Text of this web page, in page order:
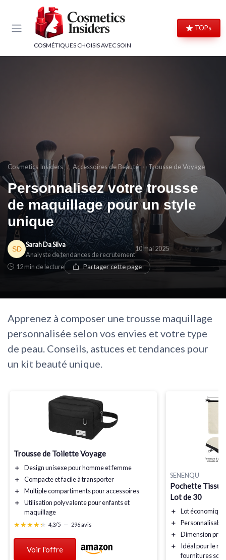
COSMÉTIQUES CHOISIS AVEC SOIN
TOPs
Cosmetics Insiders Accessoires de Beauté Trousse de Voyage
Personnalisez votre trousse
de maquillage pour un style
unique
Sarah Da Silva
Analyste de tendances de recrutement
10 mai 2025
12 min de lecture Partager cette page
Apprenez à composer une trousse maquillage
personnalisée selon vos envies et votre type
de peau. Conseils, astuces et tendances pour
un kit beauté unique.
Trousse de Toilette Voyage
＋ Designunisexepour homme et femme
＋
Compacteet facile à transporter
＋
Multiple compartimentspour accessoires
＋
Utilisation polyvalentepour enfants et
maquillage
★★★★★
★★★★★ 4,3/5 — 296 avis
Voir l'offre
SENENQU
Pochette Tissu
Lot de 30
＋ Lot économique
＋
Personnalisable
＋
Dimension
＋
Idéal pour le
fournitures
Panneau de gestion des cookies